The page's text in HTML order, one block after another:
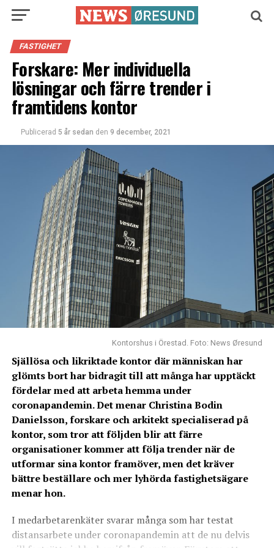
FASTIGHET
Forskare: Mer individuella
lösningar och färre trender i
framtidens kontor
Publicerad 5 år sedan den 9 december, 2021
Kontorshus i Örestad. Foto: News Øresund
Själlösa och likriktade kontor där människan har
glömts bort har bidragit till att många har upptäckt
fördelar med att arbeta hemma under
coronapandemin. Det menar Christina Bodin
Danielsson, forskare och arkitekt specialiserad på
kontor, som tror att följden blir att färre
organisationer kommer att följa trender när de
utformar sina kontor framöver, men det kräver
bättre beställare och mer lyhörda fastighetsägare
menar hon.
I medarbetarenkäter svarar många som har testat
distansarbete under coronapandemin att de nu delvis